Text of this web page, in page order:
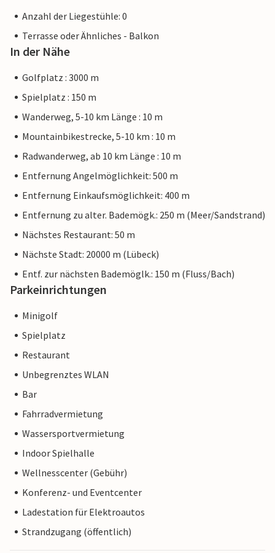
Anzahl der Liegestühle: 0
Terrasse oder Ähnliches - Balkon
In der Nähe
Golfplatz : 3000 m
Spielplatz : 150 m
Wanderweg, 5-10 km Länge : 10 m
Mountainbikestrecke, 5-10 km : 10 m
Radwanderweg, ab 10 km Länge : 10 m
Entfernung Angelmöglichkeit: 500 m
Entfernung Einkaufsmöglichkeit: 400 m
Entfernung zu alter. Bademögk.: 250 m (Meer/Sandstrand)
Nächstes Restaurant: 50 m
Nächste Stadt: 20000 m (Lübeck)
Entf. zur nächsten Bademöglk.: 150 m (Fluss/Bach)
Parkeinrichtungen
Minigolf
Spielplatz
Restaurant
Unbegrenztes WLAN
Bar
Fahrradvermietung
Wassersportvermietung
Indoor Spielhalle
Wellnesscenter (Gebühr)
Konferenz- und Eventcenter
Ladestation für Elektroautos
Strandzugang (öffentlich)